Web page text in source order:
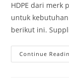
HDPE dari merk
untuk
berikut ini.
Continue